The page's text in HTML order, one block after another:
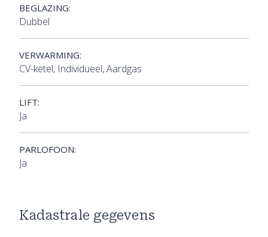
BEGLAZING:
Dubbel
VERWARMING:
CV-ketel, Individueel, Aardgas
LIFT:
Ja
PARLOFOON:
Ja
Kadastrale gegevens